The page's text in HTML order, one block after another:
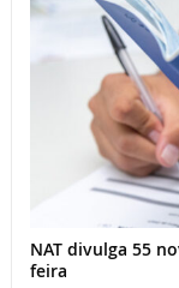
NAT divulga 55
feira